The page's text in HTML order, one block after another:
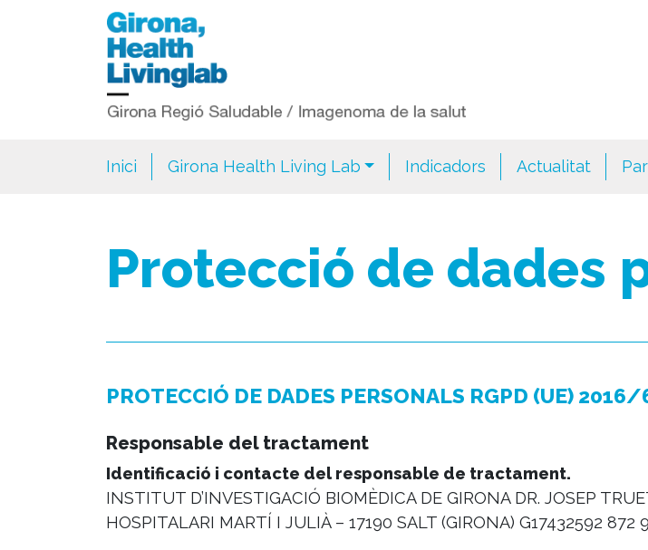
Inici Girona Health Living Lab Indicadors Actualitat
Protecció de dades
PROTECCIÓ DE DADES PERSONALS RGPD (UE)
Responsable del tractament
Identificació i contacte del responsable de tractament.
INSTITUT D’INVESTIGACIÓ BIOMÈDICA DE GIRONA DR. JOSEP
HOSPITALARI MARTÍ I JULIÀ – 17190 SALT (GIRONA) G17432592 872